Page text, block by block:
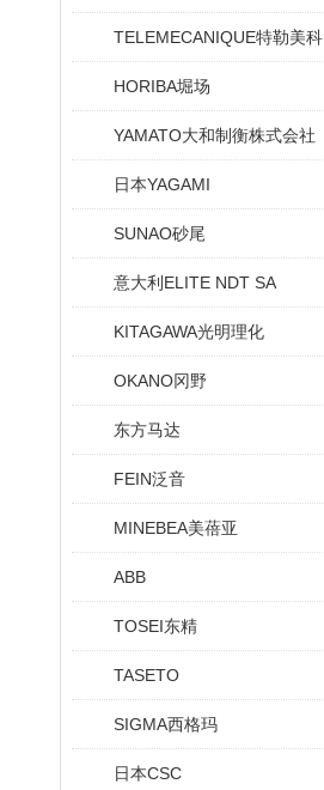
TELEMECANIQUE特勒美科
HORIBA堀场
YAMATO大和制衡株式会社
日本YAGAMI
SUNAO砂尾
意大利ELITE NDT SA
KITAGAWA光明理化
OKANO冈野
东方马达
FEIN泛音
MINEBEA美蓓亚
ABB
TOSEI东精
TASETO
SIGMA西格玛
日本CSC